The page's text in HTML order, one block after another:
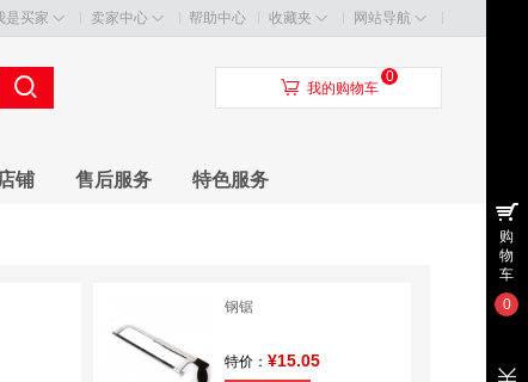
是买家 卖家中心 帮助中心 收藏夹 网站导航
󰃦 我的购物车
0
铺 售后服务 特色服务
钢锯
特价： ¥15.05
购
物
车
0